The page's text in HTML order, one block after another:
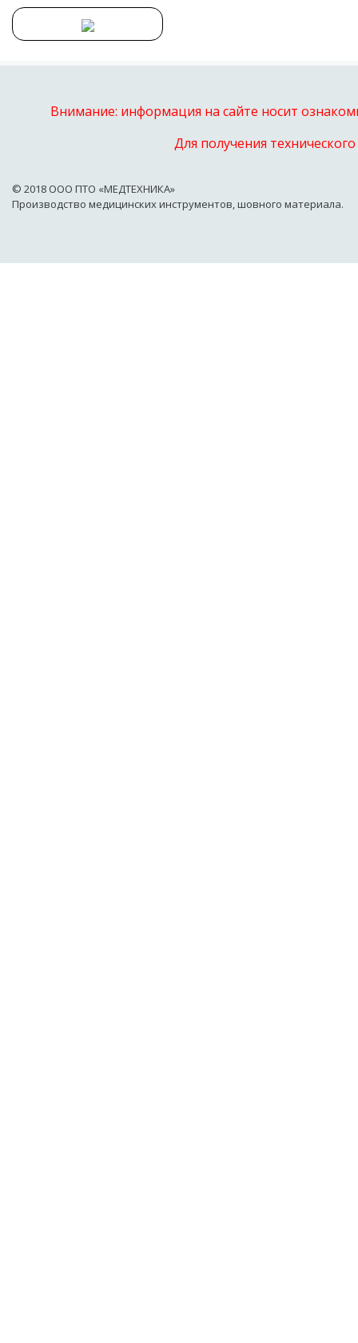
Внимание: информация на сайте носит
Для получения
© 2018 OOO ПТО «МЕДТЕХНИКА»
Производство медицинских инструментов, шовного материала.